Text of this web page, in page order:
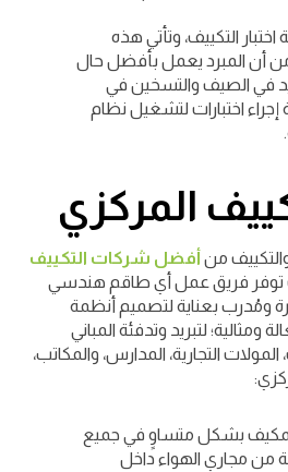
التكييف، وتأتي هذه
من أن المبرد يعمل بأفضل حال
في الصيف والتسخين في
اختبارات لتشغيل نظام
المركزي
من أفضل شركات التكييف
توفر فريق عمل أي طاقم هندسي
ومُدرب بعناية لتصميم أنظمة
ومثالية؛ لتبريد وتدفئة المباني
التجارية، المدارس، والمكاتب،
المكيف بشكل متساوٍ في جميع
من مجاري الهواء داخل